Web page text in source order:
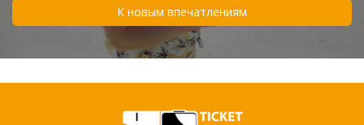
К новым впечатлениям